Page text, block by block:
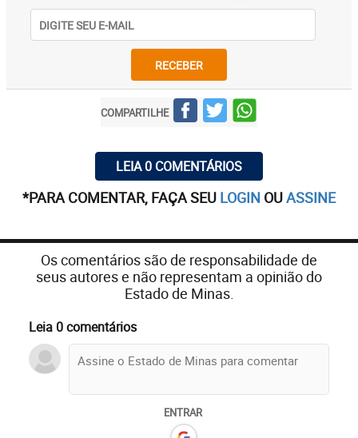
RECEBER
COMPARTILHE
LEIA 0 COMENTÁRIOS
*PARA COMENTAR, FAÇA SEU LOGIN OUASSINE
Os comentários são de responsabilidade de
seus autores e não representam a opinião do
Estado de Minas.
Leia 0 comentários
ENTRAR